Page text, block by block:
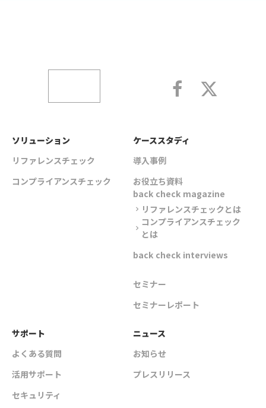
ソリューション
リファレンスチェック
コンプライアンスチェック
ケーススタディ
導入事例
お役立ち資料
back check magazine
chevron_right リファレンスチェックとは
chevron_right
コンプライアンスチェック
とは
back check interviews
セミナー
セミナーレポート
サポート
よくある質問
活用サポート
セキュリティ
ニュース
お知らせ
プレスリリース